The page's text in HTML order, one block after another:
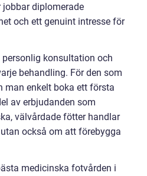
diplomerade
och ett genuint intresse för
personlig konsultation och
behandling. För den som
man enkelt boka ett första
av erbjudanden som
välvårdade fötter handlar
också om att förebygga
medicinska fotvården i